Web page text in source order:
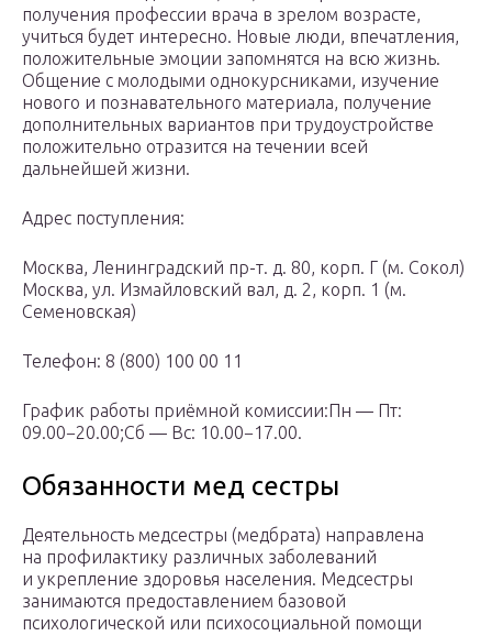
получения профессии врача в зрелом возрасте,
учиться будет интересно. Новые люди, впечатления,
положительные эмоции запомнятся на всю жизнь.
Общение с молодыми однокурсниками, изучение
нового и познавательного материала, получение
дополнительных вариантов при трудоустройстве
положительно отразится на течении всей
дальнейшей жизни.
Адрес поступления:
Москва, Ленинградский пр-т. д. 80, корп. Г (м. Сокол)
Москва, ул. Измайловский вал, д. 2, корп. 1 (м.
Семеновская)
Телефон: 8 (800) 100 00 11
График работы приёмной комиссии:Пн — Пт:
09.00−20.00;Сб — Вс: 10.00−17.00.
Обязанности мед сестры
Деятельность медсестры (медбрата) направлена
на профилактику различных заболеваний
и укрепление здоровья населения. Медсестры
занимаются предоставлением базовой
психологической или психосоциальной помощи